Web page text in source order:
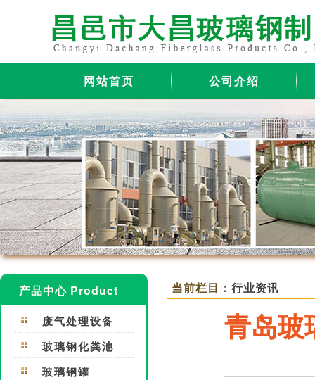
网站首页 公司介绍
产品中心 Product
废气处理设备
玻璃钢化粪池
玻璃钢罐
当前栏目： 行业资讯
青岛玻